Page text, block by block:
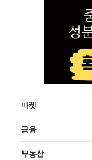
마켓
금융
부동산